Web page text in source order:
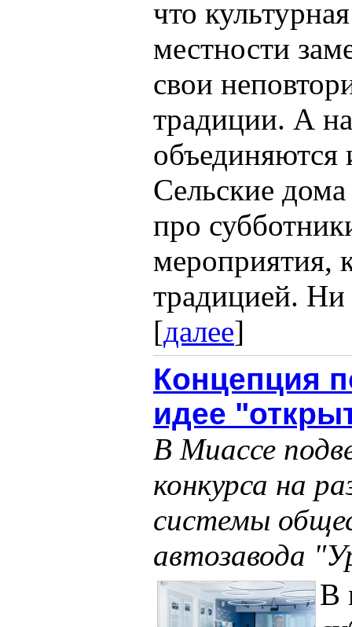
что
местности
свои
традиции. А
объединяются
Сельские
про
мероприятия,
традицией. Ни
[далее]
Концепция
идее
В Миассе
конкурса на
системы
автозавода
В